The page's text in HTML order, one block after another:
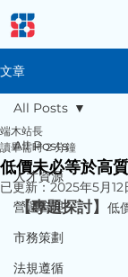
文章
All Posts
人才資源
營運管理
市務策劃
法規遵循
All Posts
低價未必等於高質
端木站長
讀畢需時 2 分鐘
已更新：2025年5月12
【專題探討】 低